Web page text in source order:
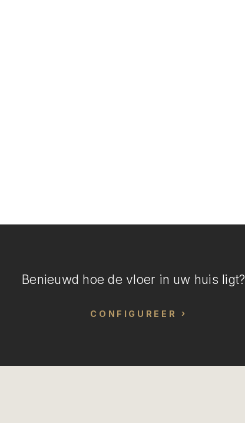
Benieuwd hoe de vloer in uw huis ligt?
CONFIGUREER